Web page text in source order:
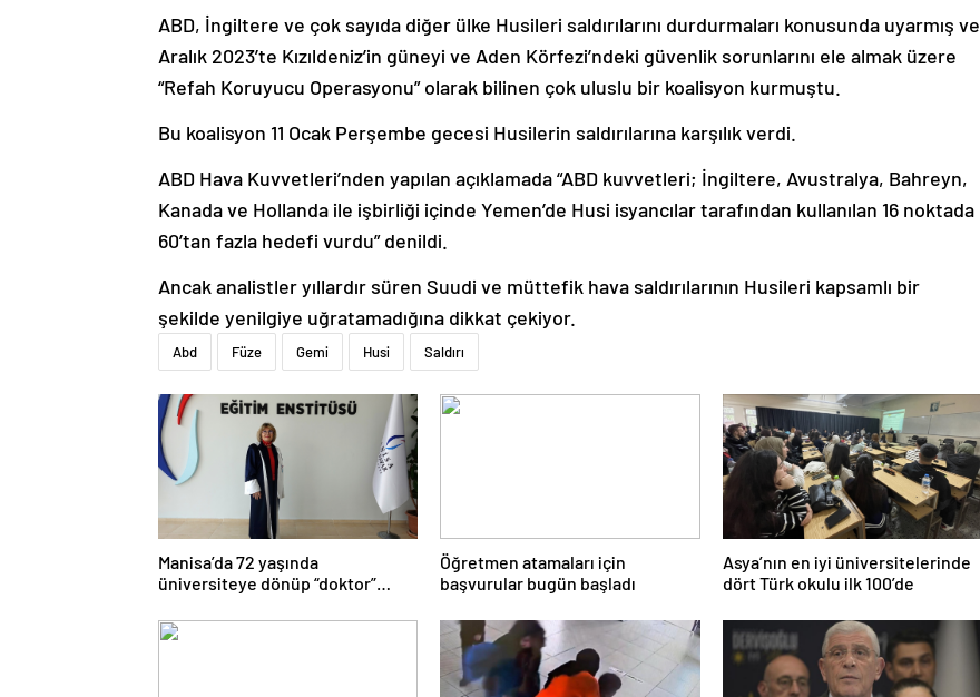
ABD, İngiltere ve çok sayıda diğer ülke Husileri saldırılarını durdurmaları konusunda uyarmış ve
Aralık 2023’te Kızıldeniz’in güneyi ve Aden Körfezi’ndeki güvenlik sorunlarını ele almak üzere
“Refah Koruyucu Operasyonu” olarak bilinen çok uluslu bir koalisyon kurmuştu.
Bu koalisyon 11 Ocak Perşembe gecesi Husilerin saldırılarına karşılık verdi.
ABD Hava Kuvvetleri’nden yapılan açıklamada “ABD kuvvetleri; İngiltere, Avustralya, Bahreyn,
Kanada ve Hollanda ile işbirliği içinde Yemen’de Husi isyancılar tarafından kullanılan 16 noktada
60’tan fazla hedefi vurdu” denildi.
Ancak analistler yıllardır süren Suudi ve müttefik hava saldırılarının Husileri kapsamlı bir
şekilde yenilgiye uğratamadığına dikkat çekiyor.
Abd Füze Gemi Husi Saldırı
Manisa’da 72 yaşında
üniversiteye dönüp “doktor”
Öğretmen atamaları için
başvurular bugün başladı
Asya’nın en iyi üniversitelerinde
dört Türk okulu ilk 100’de